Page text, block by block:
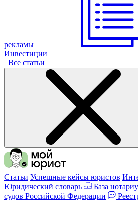
рекламы
Инвестиции
Все статьи
Статьи Успешные кейсы юристов
Юридический словарь
База
судов Российской Федерации